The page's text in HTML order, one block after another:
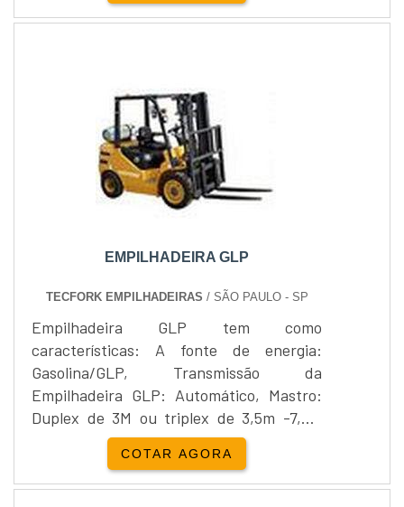
confortável com sistema de suspensão,
EMPILHADEIRA GLP
TECFORK EMPILHADEIRAS / SÃO PAULO - SP
Empilhadeira GLP tem como
características: A fonte de energia:
Gasolina/GLP, Transmissão da
Empilhadeira GLP: Automático, Mastro:
Duplex de 3M ou triplex de 3,5m -7,0m
Com opção: Deslocador lateral, além de
quatro vias.Estas vantagens podem ser
colocadas em prática com a compra do
COTAR AGORA